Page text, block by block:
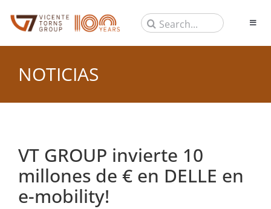
PRODUCTOS
Buscar:
NOTICIAS
VT GROUP invierte 10
millones de € en DELLE en
e-mobility!